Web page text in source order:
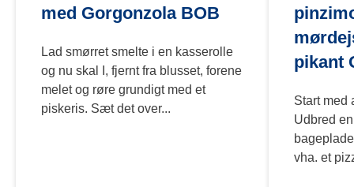
med Gorgonzola BOB
Lad smørret smelte i en kasserolle
og nu skal I, fjernt fra blusset, forene
melet og røre grundigt med et
piskeris. Sæt det over...
pikant
Start med
Udbred
vha. et